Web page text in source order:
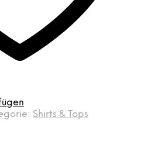
Shirts & Tops